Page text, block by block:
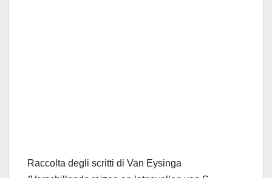
Raccolta degli scritti di Van Eysinga